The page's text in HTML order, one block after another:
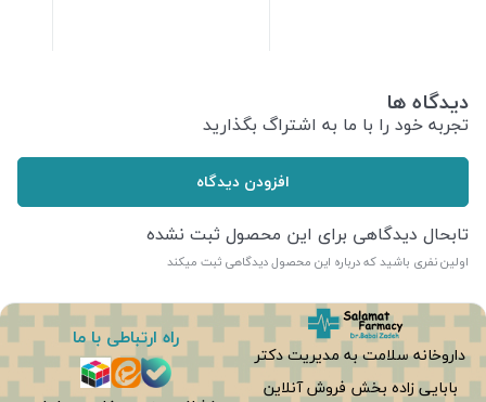
دیدگاه ها
تجربه خود را با ما به اشتراگ بگذارید
افزودن دیدگاه
تابحال دیدگاهی برای این محصول ثبت نشده
اولین نفری باشید که درباره این محصول دیدگاهی ثبت میکند
داروخانه سلامت به مدیریت دکتر
بابایی زاده بخش فروش آنلاین
راه ارتباطی با ما